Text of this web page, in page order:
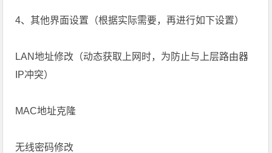
4、其他界面设置（根据实际需要，再进行如下设置）
LAN地址修改（动态获取上网时，为防止与上层路由器
IP冲突）
MAC地址克隆
无线密码修改